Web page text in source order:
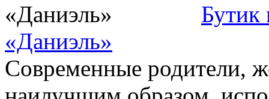
Бутик
«Даниэль»
Современные родители,